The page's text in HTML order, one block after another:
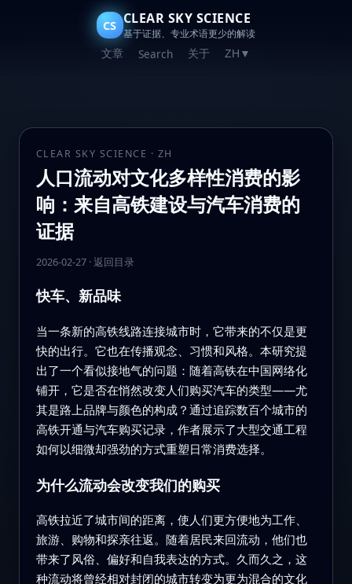
CS CLEAR SKY SCIENCE
基于证据、专业术语更少的解读
文章 Search 关于 ZH ▼
CLEAR SKY SCIENCE · ZH
人口流动对文化多样性消费的影
响：来自高铁建设与汽车消费的
证据
2026-02-27· 返回目录
快车、新品味
当一条新的高铁线路连接城市时，它带来的不仅是更
快的出行。它也在传播观念、习惯和风格。本研究提
出了一个看似接地气的问题：随着高铁在中国网络化
铺开，它是否在悄然改变人们购买汽车的类型——尤
其是路上品牌与颜色的构成？通过追踪数百个城市的
高铁开通与汽车购买记录，作者展示了大型交通工程
如何以细微却强劲的方式重塑日常消费选择。
为什么流动会改变我们的购买
高铁拉近了城市间的距离，使人们更方便地为工作、
旅游、购物和探亲往返。随着居民来回流动，他们也
带来了风俗、偏好和自我表达的方式。久而久之，这
种流动将曾经相对封闭的城市转变为更为混合的文化